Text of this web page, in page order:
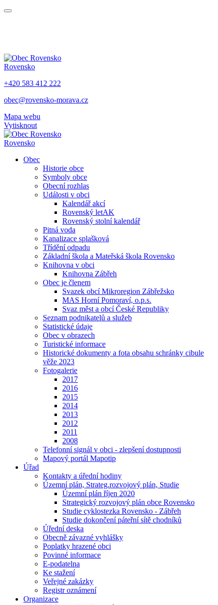
Rovensko
+420 583 412 222
obec@rovensko-morava.cz
Mapa webu
Vytisknout
Rovensko
Obec
Historie obce
Symboly obce
Obecní rozhlas
Události v obci
Kalendář akcí
Rovenský letAK
Rovenský stolní kalendář
Pitná voda
Kanalizace splašková
Třídění odpadu
Základní škola a Mateřská škola Rovensko
Knihovna v obci
Knihovna Zábřeh
Obec je členem
Svazek obcí Mikroregion Zábřežsko
MAS Horní Pomoraví, o.p.s.
Svaz měst a obcí České Republiky
Seznam podnikatelů a služeb
Statistické údaje
Obec v obrazech
Turistické informace
Historické dokumenty a fota obsahu schránky cibule
věže 2023
Fotogalerie
2017
2016
2015
2014
2013
2012
2011
2008
Telefonní signál v obci - zlepšení dostupnosti
Mapový portál Mapotip
Úřad
Kontakty a úřední hodiny
Územní plán, Strateg.rozvojový plán, Studie
Územní plán říjen 2020
Strategický rozvojový plán obce Rovensko
Studie cyklostezka Rovensko - Zábřeh
Studie dokončení páteřní sítě chodníků
Úřední deska
Obecně závazné vyhlášky
Poplatky hrazené obci
Povinné informace
E-podatelna
Ke stažení
Veřejné zakázky
Registr oznámení
Organizace